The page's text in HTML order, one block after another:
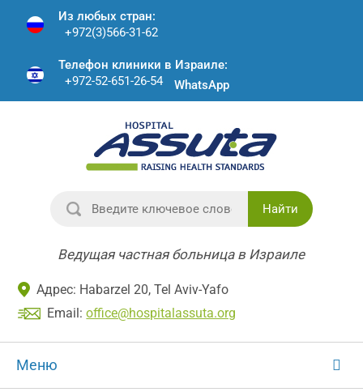
Из любых стран:
+972(3)566-31-62
Телефон клиники в Израиле:
+972-52-651-26-54
WhatsApp
Найти
Ведущая частная больница в Израиле
Адрес: Habarzel 20, Tel Aviv-Yafo
Email: office@hospitalassuta.org
Меню